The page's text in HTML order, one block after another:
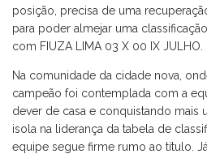
posição, precisa de uma
para poder almejar uma
com FIUZA LIMA 03 X 00 IX JULHO.
Na comunidade da cidade nova,
campeão foi contemplada com a
dever de casa e conquistando mais
isola na liderança da tabela de
equipe segue firme rumo ao título.